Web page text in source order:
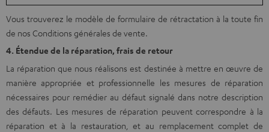
Vous trouverez le modèle de formulaire de rétractation à la toute fin
de nos Conditions générales de vente.
4. Étendue de la réparation, frais de retour
La réparation que nous réalisons est destinée à mettre en œuvre de
manière appropriée et professionnelle les mesures de réparation
nécessaires pour remédier au défaut signalé dans notre description
des défauts. Les mesures de réparation peuvent correspondre à la
réparation et à la restauration, et au remplacement complet de